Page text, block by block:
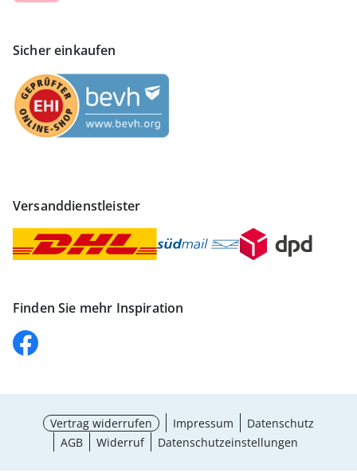
Sicher einkaufen
Versanddienstleister
Finden Sie mehr Inspiration
Vertrag widerrufen Impressum
Datenschutz
AGB
Widerruf Datenschutzeinstellungen